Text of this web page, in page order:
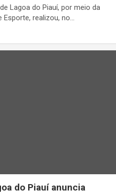
Lagoa do Piauí, por meio da
Esporte, realizou, no…
do Piauí anuncia